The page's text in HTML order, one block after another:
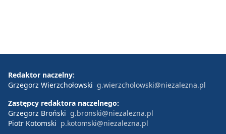
Redaktor naczelny:
Grzegorz Wierzchołowski g.wierzcholowski@niezalezna.pl
Zastępcy redaktora naczelnego:
Grzegorz Broński g.bronski@niezalezna.pl
Piotr Kotomski p.kotomski@niezalezna.pl